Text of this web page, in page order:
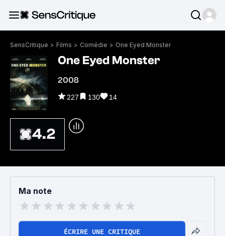
SensCritique > Films > Comédie > One Eyed Monster
One Eyed Monster
2008
227 130 14
4.2
Ma note
ÉCRIRE UNE CRITIQUE